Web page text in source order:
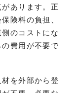
あります。正
険料の負担、
のコストにな
費用が不要で
を外部から登